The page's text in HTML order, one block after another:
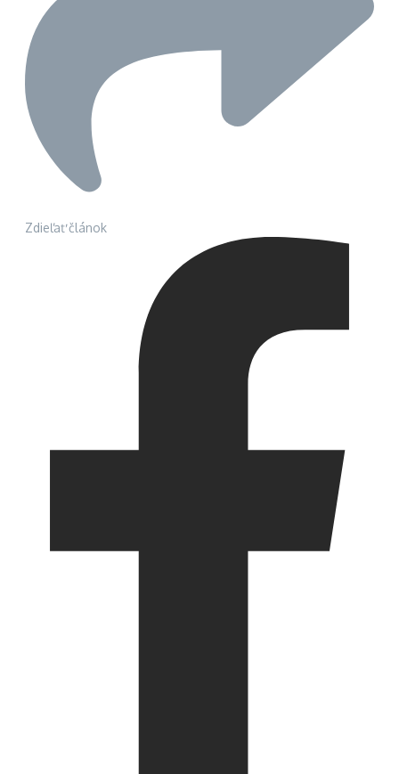
Zdieľať článok